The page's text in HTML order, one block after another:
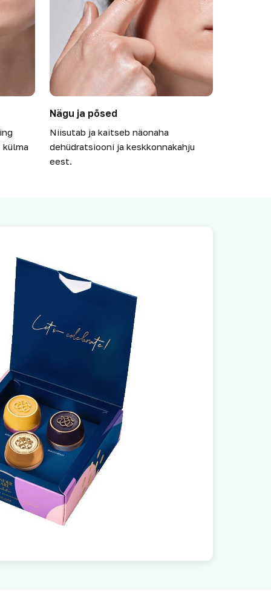
Nägu ja põsed
Niisutab ja kaitseb näonaha
dehüdratsiooni ja keskkonnakahju
eest.